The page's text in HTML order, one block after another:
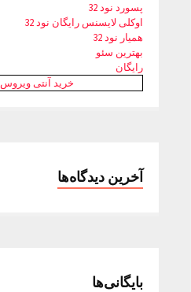
پسورد نود 32
اوکلی لایسنس رایگان نود 32
همیار نود 32
بهترین سئو
رایگان
خرید آنتی ویروس Kaspersky
آخرین دیدگاه‌ها
بایگانی‌ها